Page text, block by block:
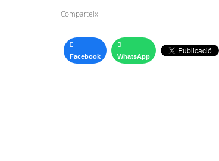
Comparteix
Facebook WhatsApp